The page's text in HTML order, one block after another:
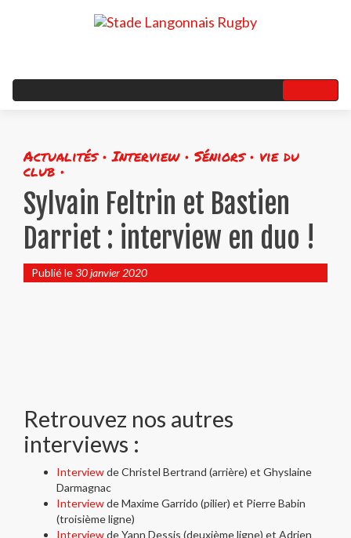
Actualités • Interview • Séniors • vie du
club •
Sylvain Feltrin et Bastien
Darriet : interview en duo !
Publié le30 janvier 2020
Retrouvez nos autres
interviews :
Interviewde Christel Bertrand (arrière) et Ghyslaine
Darmagnac
Interviewde Maxime Garrido (pilier) et Pierre Babin
(troisième ligne)
Interviewde Yann Dessis (deuxième ligne) et Adrien